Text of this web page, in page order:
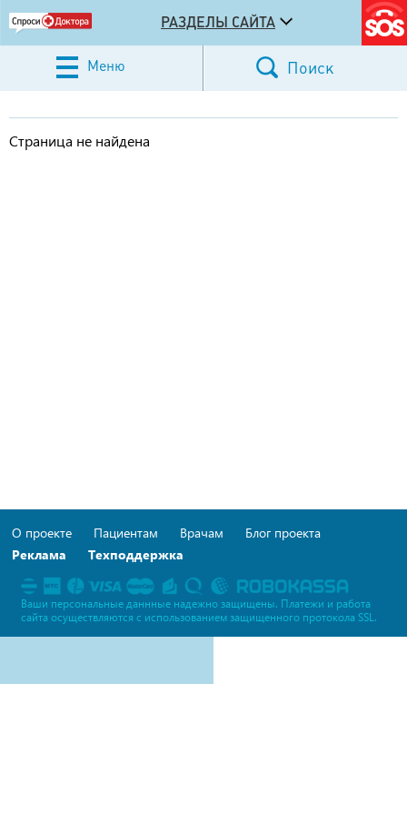
РАЗДЕЛЫ САЙТА
Меню Поиск
Страница не найдена
О проекте Пациентам Врачам
Блог проекта
Реклама
Техподдержка
Ваши персональные даннные надежно защищены. Платежи и работа
сайта осуществляются c использованием защищенного протокола SSL.